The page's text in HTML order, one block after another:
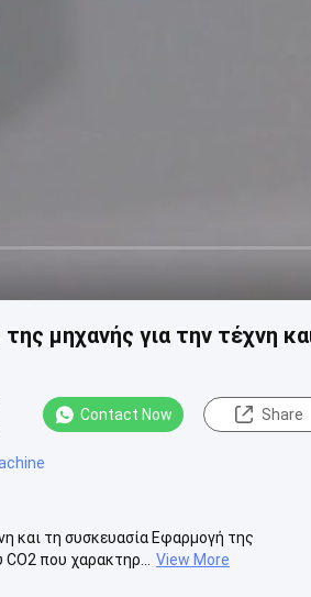
μηχανής για την τέχνη
Contact Now Share
και τη συσκευασία Εφαρμογή της
που χαρακτηρ...
View More